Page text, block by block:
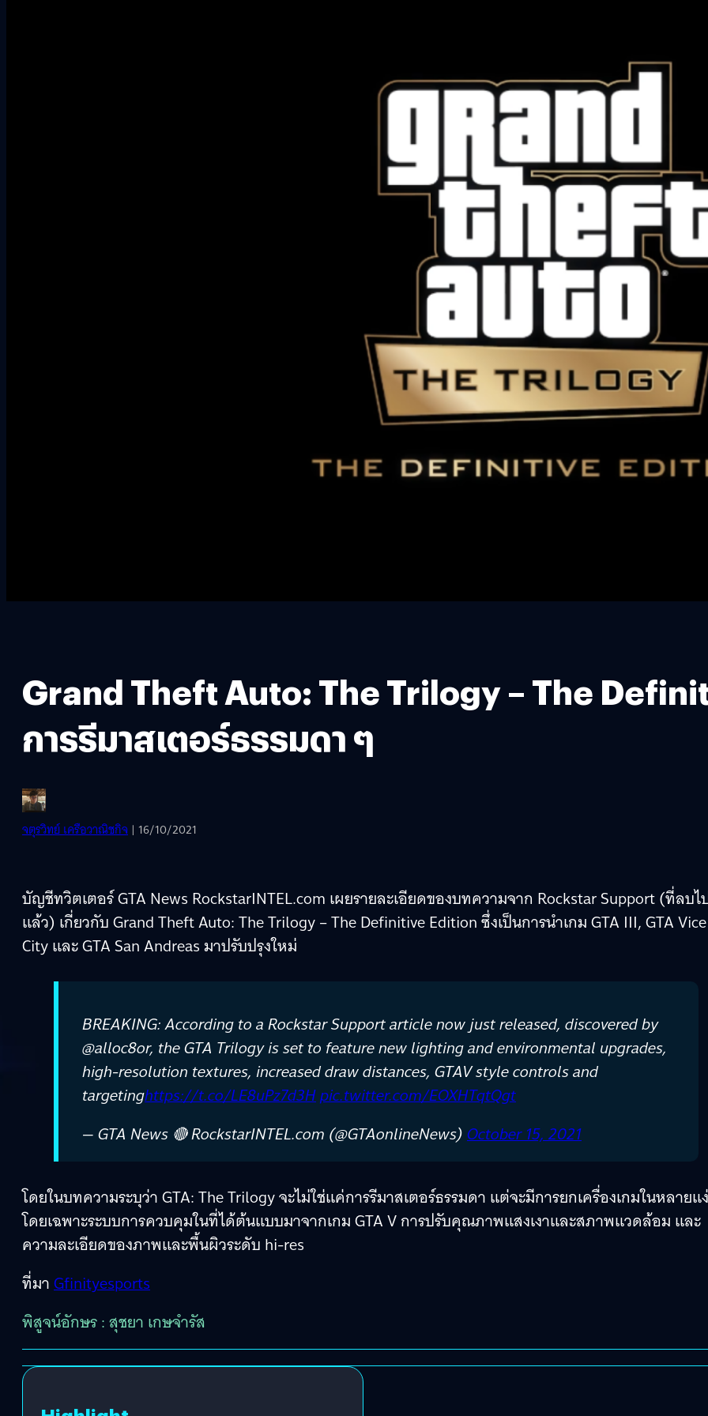
Grand Theft Auto: The Trilogy – The
การรีมาสเตอร์ธรรมดา ๆ
จตุรวิทย์ เครือวาณิชกิจ | 16/10/2021
บัญชีทวิตเตอร์ GTA News RockstarINTEL.com เผยรายละเอียดของบทความจาก Rockstar Support (ที่ลบไ
แล้ว) เกี่ยวกับ Grand Theft Auto: The Trilogy – The Definitive Edition ซึ่งเป็นการนำเกม GTA III, GTA Vice
City และ GTA San Andreas มาปรับปรุงใหม่
BREAKING: According to a Rockstar Support article now just released, discovered by
@alloc8or, the GTA Trilogy is set to feature new lighting and environmental upgrades,
high-resolution textures, increased draw distances, GTAV style controls and
targetinghttps://t.co/LE8uPz7d3Hpic.twitter.com/EOXHTqtQgt
— GTA News 🔴 RockstarINTEL.com (@GTAonlineNews)October 15, 2021
โดยในบทความระบุว่า GTA: The Trilogy จะไม่ใช่แค่การรีมาสเตอร์ธรรมดา แต่จะมีการยกเครื่องเกมในหลายแ
โดยเฉพาะระบบการควบคุมในที่ได้ต้นแบบมาจากเกม GTA V การปรับคุณภาพแสงเงาและสภาพแวดล้อม และ
ความละเอียดของภาพและพื้นผิวระดับ hi-res
ที่มาGfinityesports
พิสูจน์อักษร : สุชยา เกษจำรัส